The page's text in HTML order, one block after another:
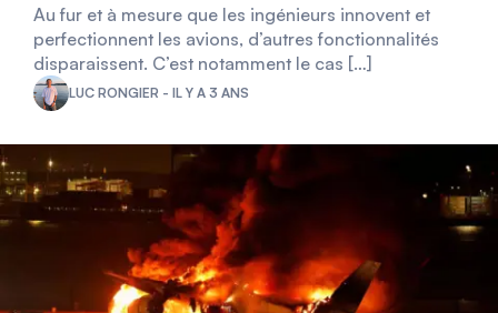
Au fur et à mesure que les ingénieurs innovent et
perfectionnent les avions, d’autres fonctionnalités
disparaissent. C’est notamment le cas […]
LUC RONGIER - IL Y A 3 ANS